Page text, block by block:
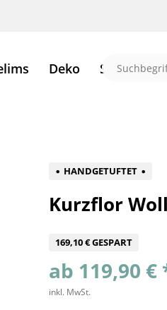
Deko Sale %
HANDGETUFTET
Kurzflor
169,10 € GESPART
ab 119,90 €
inkl. MwSt.